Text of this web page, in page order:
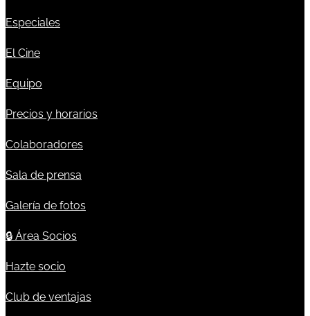
Especiales
El Cine
Equipo
Precios y horarios
Colaboradores
Sala de prensa
Galería de fotos
🔒 Área Socios
Hazte socio
Club de ventajas